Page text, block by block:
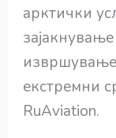
арктички
екстремни
RuAviation.